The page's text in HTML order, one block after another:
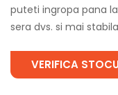
puteti ingropa pana
sera dvs. si mai
VERIFICA